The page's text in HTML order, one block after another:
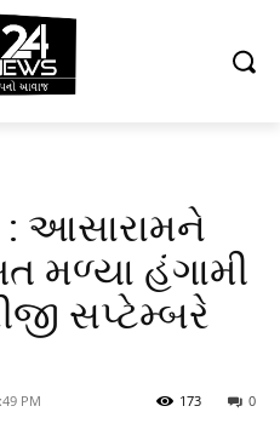
: આસારામને
મળ્યા હંગામી
સપ્ટેમ્બરે
PM 0
173